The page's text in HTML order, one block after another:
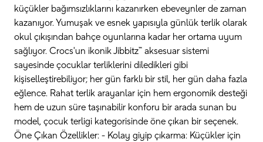
küçükler bağımsızlıklarını kazanırken ebeveynler de zaman
kazanıyor. Yumuşak ve esnek yapısıyla günlük terlik olarak
okul çıkışından bahçe oyunlarına kadar her ortama uyum
sağlıyor. Crocs'un ikonik Jibbitz™ aksesuar sistemi
sayesinde çocuklar terliklerini diledikleri gibi
kişiselleştirebiliyor; her gün farklı bir stil, her gün daha fazla
eğlence. Rahat terlik arayanlar için hem ergonomik desteği
hem de uzun süre taşınabilir konforu bir arada sunan bu
model, çocuk terligi kategorisinde öne çıkan bir seçenek.
Öne Çıkan Özellikler: - Kolay giyip çıkarma: Küçükler için